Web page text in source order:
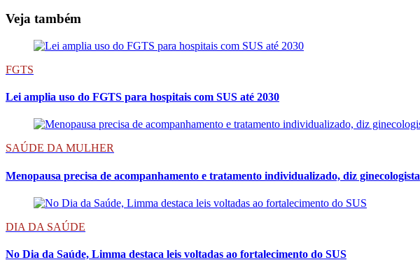
Veja também
FGTS
Lei amplia uso do FGTS para hospitais com SUS até 2030
SAÚDE DA MULHER
Menopausa precisa de acompanhamento e tratamento individualizado, diz ginecologista
DIA DA SAÚDE
No Dia da Saúde, Limma destaca leis voltadas ao fortalecimento do SUS